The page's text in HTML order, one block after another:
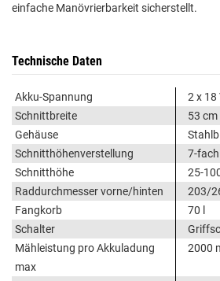
einfache Manövrierbarkeit sicherstellt.
Technische Daten
Akku-Spannung
2 x 18
Schnittbreite
53 cm
Gehäuse
Schnitthöhenverstellung
7-fach
Schnitthöhe
25-
Raddurchmesser vorne/hinten
203/
Fangkorb
70 l
Schalter
Mähleistung pro Akkuladung
max
2000